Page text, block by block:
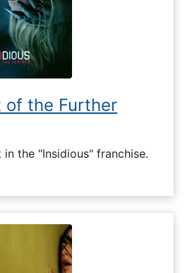
of the Further
the "Insidious" franchise.